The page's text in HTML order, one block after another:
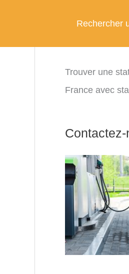
Rechercher
Trouver une
France avec
Contactez-